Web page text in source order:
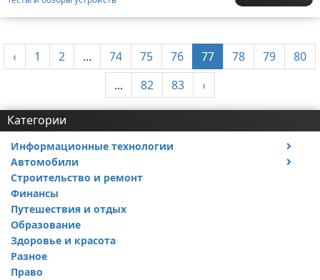
‹ 1 2 ... 74 75 76 77 78 79
80
...
82 83 ›
Категории
Информационные технологии
Тесты и обзоры устройств
Автомобили
Ремонт авто
Строительство и ремонт
Финансы
Путешествия и отдых
Образование
Здоровье и красота
Разное
Право